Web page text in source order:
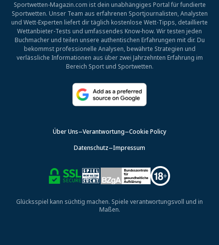
Sportwetten-Magazin.com ist dein unabhängiges Portal für fundierte
Sportwetten. Unser Team aus erfahrenen Sportjournalisten, Analysten
und Wett-Experten liefert dir täglich kostenlose Wett-Tipps, detaillierte
Wettanbieter-Tests und umfassendes Know-how. Wir testen jeden
Buchmacher und teilen unsere authentischen Erfahrungen mit dir. Du
bekommst professionelle Analysen, bewährte Strategien und
verlässliche Informationen aus über zwei Jahrzehnten Erfahrung im
Bereich Sport und Sportwetten.
Über Uns Verantwortung Cookie Policy
Datenschutz Impressum
Glücksspiel kann süchtig machen. Spiele verantwortungsvoll und in
Maßen.